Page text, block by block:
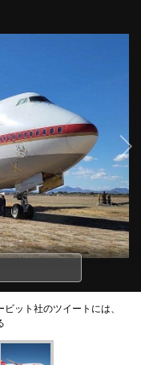
ット社のツイートには、